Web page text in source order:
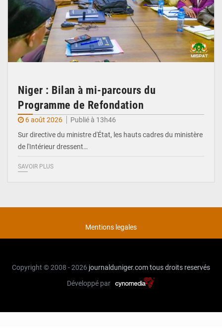
Niger : Bilan à mi-parcours du
Programme de Refondation
6 août 2026
Publié à 13h46
Sur directive du ministre d'État, les hauts cadres du ministère
de l'Intérieur dressent…
SAVOIR PLUS
Mentions legales
Copyright © 2008 - 2026 journalduniger.comtous droits reservés
Développé par